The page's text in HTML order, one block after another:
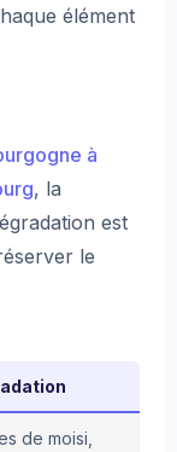
élément
à
, la
est
le
de moisi,